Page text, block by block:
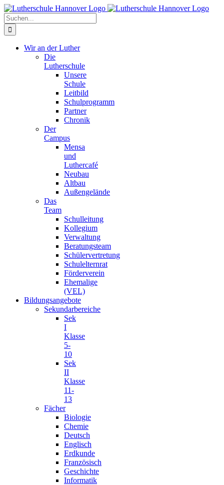
Zum
Inhalt
springen
Facebook
X
Instagram
Pinterest
Suche
nach:
Wir an der Luther
Die
Lutherschule
Unsere
Schule
Leitbild
Schulprogramm
Partner
Chronik
Der
Campus
Mensa
und
Luthercafé
Neubau
Altbau
Außengelände
Das
Team
Schulleitung
Kollegium
Verwaltung
Beratungsteam
Schülervertretung
Schulelternrat
Förderverein
Ehemalige
(VEL)
Bildungsangebote
Sekundarbereiche
Sek
I
Klasse
5-
10
Sek
II
Klasse
11-
13
Fächer
Biologie
Chemie
Deutsch
Englisch
Erdkunde
Französisch
Geschichte
Informatik